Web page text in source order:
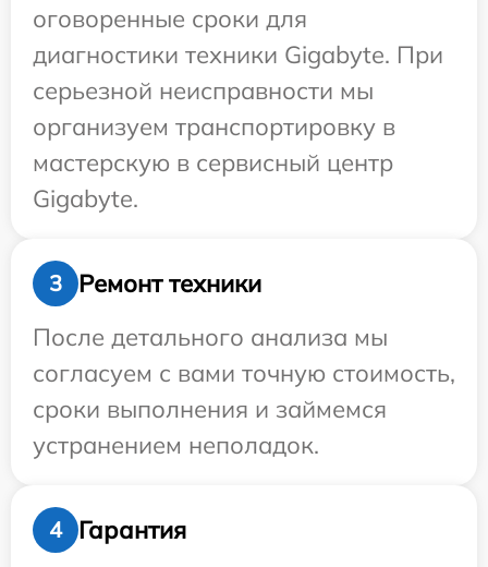
оговоренные сроки для
диагностики техники Gigabyte. При
серьезной неисправности мы
организуем транспортировку в
мастерскую в сервисный центр
Gigabyte.
3
Ремонт техники
После детального анализа мы
согласуем с вами точную стоимость,
сроки выполнения и займемся
устранением неполадок.
4 Гарантия